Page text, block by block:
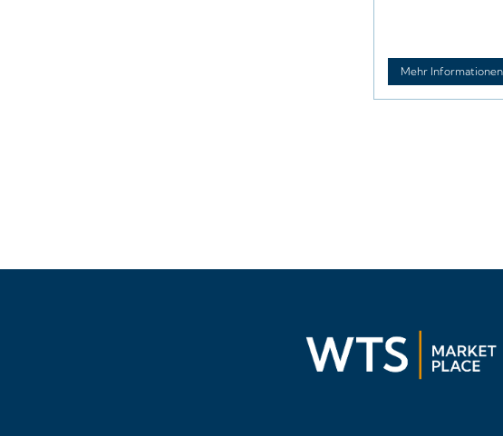
erwerben können.
Mehr Informationen